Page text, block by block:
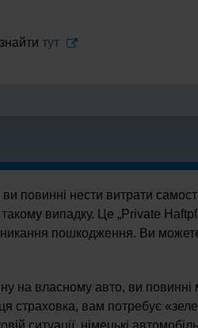
тут
повинні нести витрати
випадку. Це „Private
пошкодження. Ви
на власному авто, ви повинні
страховка, вам потребує
ситуації, німецькі